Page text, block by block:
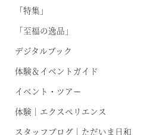
HOME
「旅」のご提案
特集｜Harvest Times
「特集」
那須Retreat
鬼怒川
関東エリア
勝浦
箱根甲子園
「特集」
「至福の逸品」
デジタルブック
体験＆イベントガイド
イベント・ツアー
体験｜エクスペリエンス
スタッフブログ｜ただいま日和